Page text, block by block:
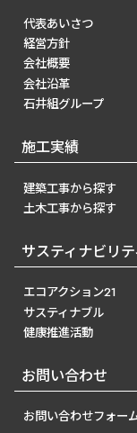
代表あいさつ
経営方針
会社概要
会社沿革
石井組グループ
施工実績
建築工事から探す
土木工事から探す
サスティナビリテ
エコアクション21
サスティナブル
健康推進活動
お問い合わせ
お問い合わせフォー